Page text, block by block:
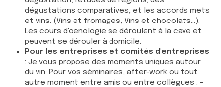
dégustations comparatives, et les accords mets
et vins. (Vins et fromages, Vins et chocolats...).
Les cours d'oenologie se déroulent à la cave et
peuvent se dérouler à domicile.
Pour les entreprises et comités d'entreprises
: Je vous propose des moments uniques autour
du vin. Pour vos séminaires, after-work ou tout
autre moment entre amis ou entre collègues : -